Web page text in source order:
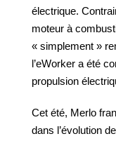
électrique.
moteur à
« simplement »
l’eWorker a été
propulsion
Cet été, Merlo
dans l’évolution